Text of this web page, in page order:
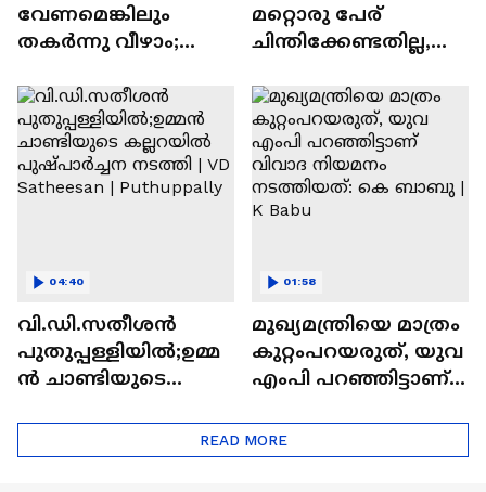
വേണമെങ്കിലും
തകർന്നു വീഴാം;
ഏക സർക്കാർ
കോളേജിൽ
ഭീതിയോടെ
വിദ്യാർത്ഥികൾ
മറ്റൊരു പേര്
ചിന്തിക്കേണ്ടതില്ല,
പേര്
നൽകണം:കെസി
വേണുഗോപാൽ |
Vizhinjam
വി.ഡി.സതീശൻ
പുതുപ്പള്ളിയിൽ;ഉമ്മ
ൻ ചാണ്ടിയുടെ
പുഷ്പാർച്ചന നടത്തി
| VD Satheesan |
04:40
മുഖ്യമന്ത്രിയെ മാത്രം
കുറ്റംപറയരുത്, യുവ
എംപി പറഞ്ഞിട്ടാണ്
നടത്തിയത്: കെ
ബാബു | K Babu
01:58
READ MORE